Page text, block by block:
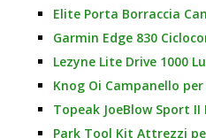
Elite Porta Borraccia
Garmin Edge 830
Lezyne Lite Drive 1000
Knog Oi Campanello
Topeak JoeBlow Sport
Park Tool Kit Attrezzi